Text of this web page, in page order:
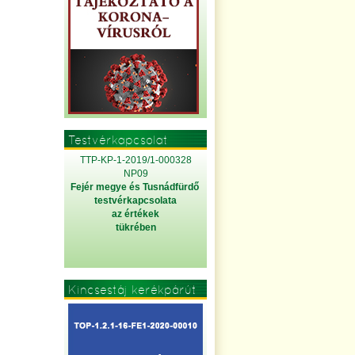
Testvérkapcsolat
TTP-KP-1-2019/1-000328
NP09
Fejér megye és Tusnádfürdő
testvérkapcsolata
az értékek
tükrében
Kincsestáj kerékpárút